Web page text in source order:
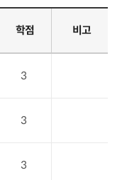
학점 비고
3
3
3